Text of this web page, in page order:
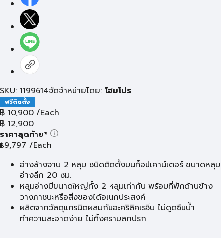
SKU: 1199614จัดจำหน่ายโดย: โฮมโปร
ฟรีติดตั้ง
฿ 10,900 /Each
฿ 12,900
ราคาสุดท้าย*
฿9,797 /Each
อ่างล้างจาน 2 หลุม ชนิดติดตั้งบนท็อปเคาน์เตอร์ ขนาดหลุม
อ่างลึก 20 ซม.
หลุมอ่างมีขนาดใหญ่ทั้ง 2 หลุมเท่ากัน พร้อมที่พักด้านข้าง
วางภาชนะหรือสิ่งของได้อเนกประสงค์
ผลิตจากวัสดุแกรนิตผสมกับอะคริลิคเรซิ่น ไม่ดูดซึมน้ำ
ทำความสะอาดง่าย ไม่ทิ้งคราบสกปรก